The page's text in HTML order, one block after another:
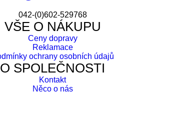
042-(0)602-529768
VŠE O NÁKUPU
Ceny dopravy
Reklamace
ochrany osobních údajů
O SPOLEČNOSTI
Kontakt
Něco o nás